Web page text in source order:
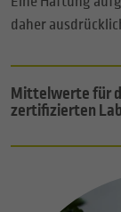
daher
Mittelwerte für
zertifizierten